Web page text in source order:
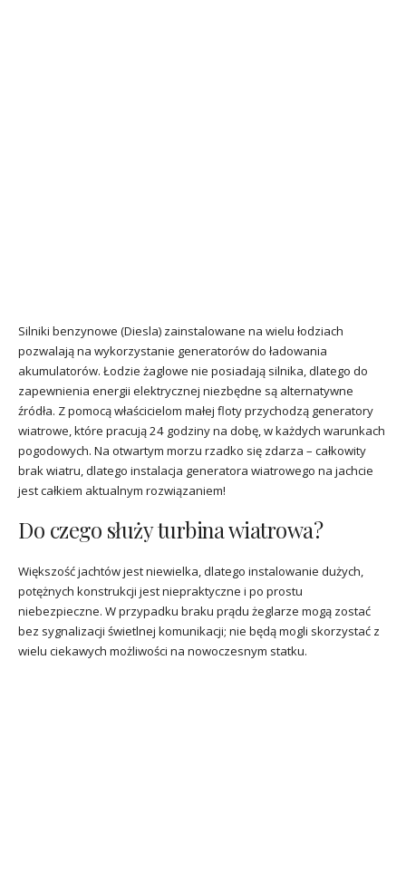
Silniki benzynowe (Diesla) zainstalowane na wielu łodziach
pozwalają na wykorzystanie generatorów do ładowania
akumulatorów. Łodzie żaglowe nie posiadają silnika, dlatego do
zapewnienia energii elektrycznej niezbędne są alternatywne
źródła. Z pomocą właścicielom małej floty przychodzą generatory
wiatrowe, które pracują 24 godziny na dobę, w każdych warunkach
pogodowych. Na otwartym morzu rzadko się zdarza – całkowity
brak wiatru, dlatego instalacja generatora wiatrowego na jachcie
jest całkiem aktualnym rozwiązaniem!
Do czego służy turbina wiatrowa?
Większość jachtów jest niewielka, dlatego instalowanie dużych,
potężnych konstrukcji jest niepraktyczne i po prostu
niebezpieczne. W przypadku braku prądu żeglarze mogą zostać
bez sygnalizacji świetlnej komunikacji; nie będą mogli skorzystać z
wielu ciekawych możliwości na nowoczesnym statku.